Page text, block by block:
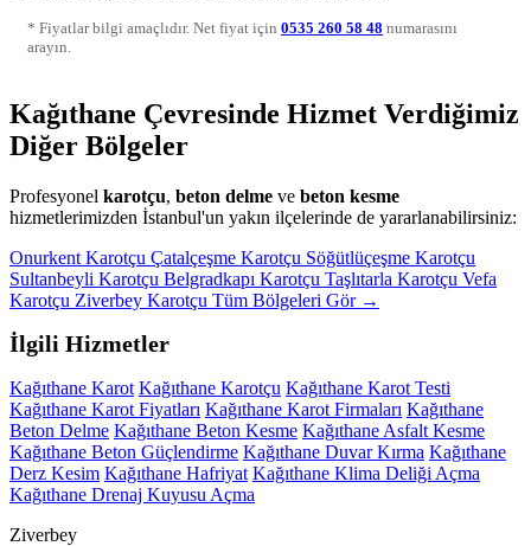
* Fiyatlar bilgi amaçlıdır. Net fiyat için 0535 260 58 48 numarasını
arayın.
Kağıthane Çevresinde Hizmet Verdiğimiz
Diğer Bölgeler
Profesyonel karotçu, beton delme ve beton kesme
hizmetlerimizden İstanbul'un yakın ilçelerinde de yararlanabilirsiniz:
Onurkent Karotçu Çatalçeşme Karotçu Söğütlüçeşme Karotçu
Sultanbeyli Karotçu Belgradkapı Karotçu Taşlıtarla Karotçu Vefa
Karotçu Ziverbey Karotçu Tüm Bölgeleri Gör →
İlgili Hizmetler
Kağıthane Karot Kağıthane Karotçu Kağıthane Karot Testi
Kağıthane Karot Fiyatları Kağıthane Karot Firmaları Kağıthane
Beton Delme Kağıthane Beton Kesme Kağıthane Asfalt Kesme
Kağıthane Beton Güçlendirme Kağıthane Duvar Kırma Kağıthane
Derz Kesim Kağıthane Hafriyat Kağıthane Klima Deliği Açma
Kağıthane Drenaj Kuyusu Açma
Ziverbey